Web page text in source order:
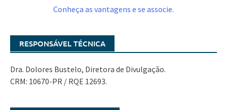
Conheça as vantagens e se associe.
RESPONSÁVEL TÉCNICA
Dra. Dolores Bustelo, Diretora de Divulgação.
CRM: 10670-PR / RQE 12693.